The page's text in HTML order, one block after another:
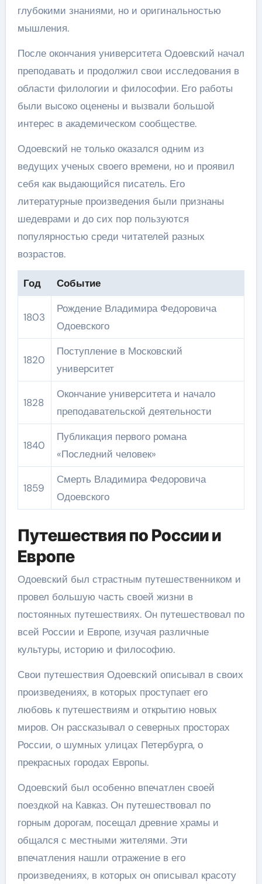
глубокими знаниями, но и оригинальностью
мышления.
После окончания университета Одоевский начал
преподавать и продолжил свои исследования в
области филологии и философии. Его работы
были высоко оценены и вызвали большой
интерес в академическом сообществе.
Одоевский не только оказался одним из
ведущих ученых своего времени, но и проявил
себя как выдающийся писатель. Его
литературные произведения были признаны
шедеврами и до сих пор пользуются
популярностью среди читателей разных
возрастов.
Год Событие
1803
Рождение Владимира Федоровича
Одоевского
1820
Поступление в Московский
университет
1828
Окончание университета и начало
преподавательской деятельности
1840
Публикация первого романа
«Последний человек»
1859
Смерть Владимира Федоровича
Одоевского
Путешествия по России и
Европе
Одоевский был страстным путешественником и
провел большую часть своей жизни в
постоянных путешествиях. Он путешествовал по
всей России и Европе, изучая различные
культуры, историю и философию.
Свои путешествия Одоевский описывал в своих
произведениях, в которых проступает его
любовь к путешествиям и открытию новых
миров. Он рассказывал о северных просторах
России, о шумных улицах Петербурга, о
прекрасных городах Европы.
Одоевский был особенно впечатлен своей
поездкой на Кавказ. Он путешествовал по
горным дорогам, посещал древние храмы и
общался с местными жителями. Эти
впечатления нашли отражение в его
произведениях, в которых он описывал красоту